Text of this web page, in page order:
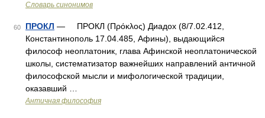
Словарь синонимов
60 ПРОКЛ — ПРОКЛ (Πρόκλος) Диадох (8/7.02.412,
Константинополь 17.04.485, Афины), выдающийся
философ неоплатоник, глава Афинской неоплатонической
школы, систематизатор важнейших направлений античной
философской мысли и мифологической традиции,
оказавший …
Античная философия